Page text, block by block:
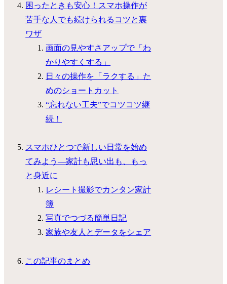
困ったときも安心！スマホ操作が
苦手な人でも続けられるコツと裏
ワザ
画面の見やすさアップで「わ
かりやすくする」
日々の操作を「ラクする」た
めのショートカット
“忘れない工夫”でコツコツ継
続！
スマホひとつで新しい日常を始め
てみよう―家計も思い出も、もっ
と身近に
レシート撮影でカンタン家計
簿
写真でつづる簡単日記
家族や友人とデータをシェア
この記事のまとめ